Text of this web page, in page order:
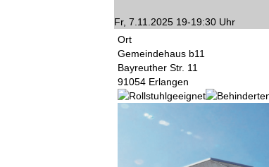
Fr, 7.11.2025 19-19:30 Uhr
Ort
Gemeindehaus b11
Bayreuther Str. 11
91054 Erlangen